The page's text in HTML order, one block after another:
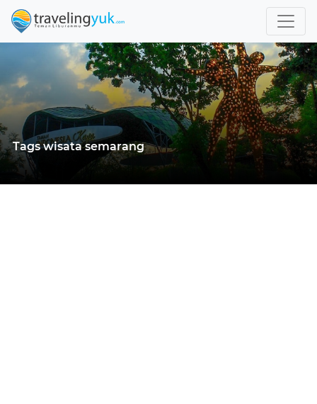
Tags wisata semarang